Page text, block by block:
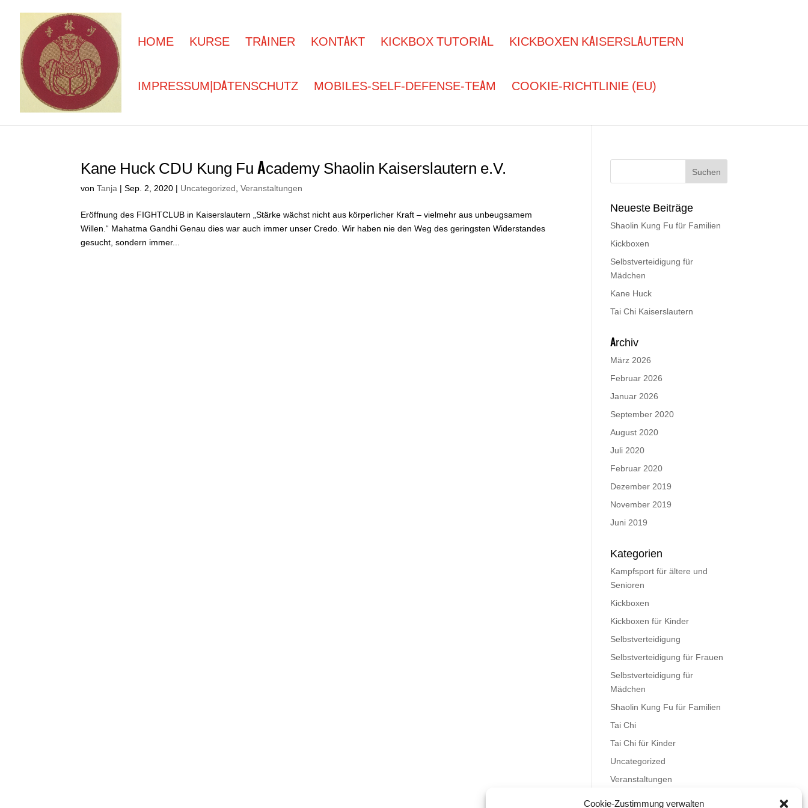
Cookie-Zustimmung verwalten
HOME KURSE TRAINER KONTAKT KICKBOX TUTORIAL KICKBOXEN KAISERSLAUTERN
IMPRESSUM|DATENSCHUTZ MOBILES-SELF-DEFENSE-TEAM COOKIE-RICHTLINIE (EU)
Kane Huck CDU Kung Fu Academy Shaolin Kaiserslautern e.V.
vonTanja |Sep. 2, 2020 | Uncategorized,Veranstaltungen
Eröffnung des FIGHTCLUB in Kaiserslautern „Stärke wächst nicht aus körperlicher Kraft – vielmehr aus unbeugsamem
Willen.“ Mahatma Gandhi Genau dies war auch immer unser Credo. Wir haben nie den Weg des geringsten Widerstandes
gesucht, sondern immer...
Neueste Beiträge
Shaolin Kung Fu für Familien
Kickboxen
Selbstverteidigung für
Mädchen
Kane Huck
Tai Chi Kaiserslautern
Archiv
März 2026
Februar 2026
Januar 2026
September 2020
August 2020
Juli 2020
Februar 2020
Dezember 2019
November 2019
Juni 2019
Kategorien
Kampfsport für ältere und
Senioren
Kickboxen
Kickboxen für Kinder
Selbstverteidigung
Selbstverteidigung für Frauen
Selbstverteidigung für
Mädchen
Shaolin Kung Fu für Familien
Tai Chi
Tai Chi für Kinder
Uncategorized
Veranstaltungen